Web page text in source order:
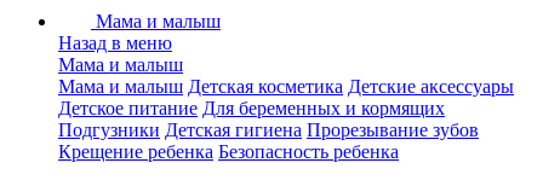
Мама и малыш
Назад в меню
Мама и малыш
Мама и малыш Детская косметика Детские аксессуары
Детское питание Для беременных и кормящих
Подгузники Детская гигиена Прорезывание зубов
Крещение ребенка Безопасность ребенка